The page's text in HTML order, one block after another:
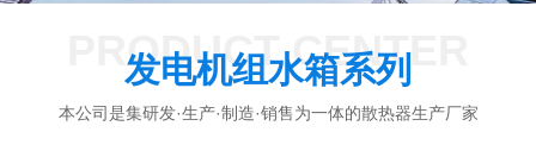
PRODUCT CENTER
发电机组水箱系列
本公司是集研发·生产·制造·销售为一体的散热器生产厂家